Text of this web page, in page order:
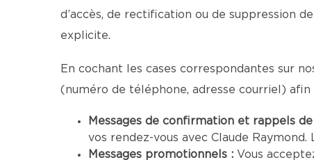
d’accès, de rectification ou de suppression
explicite.
En cochant les cases correspondantes sur
(numéro de téléphone, adresse courriel)
Messages de confirmation et rappels
vos rendez-vous avec Claude
Messages promotionnels : Vous